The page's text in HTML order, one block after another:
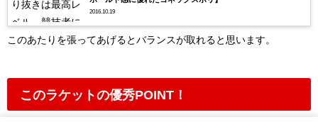
2016.10.19
このあたりを張ってあげるとバランスが取れると思います。
このラケットの優秀POINT！